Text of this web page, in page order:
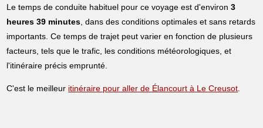
Le temps de conduite habituel pour ce voyage est d'environ3
heures 39 minutes, dans des conditions optimales et sans retards
importants. Ce temps de trajet peut varier en fonction de plusieurs
facteurs, tels que le trafic, les conditions météorologiques, et
l'itinéraire précis emprunté.
C'est le meilleur itinéraire pour aller de Élancourt à Le Creusot.